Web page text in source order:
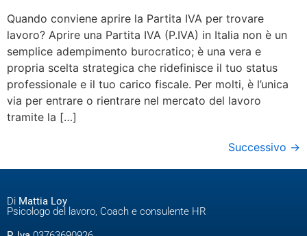
Quando conviene aprire la Partita IVA per trovare
lavoro? Aprire una Partita IVA (P.IVA) in Italia non è un
semplice adempimento burocratico; è una vera e
propria scelta strategica che ridefinisce il tuo status
professionale e il tuo carico fiscale. Per molti, è l’unica
via per entrare o rientrare nel mercato del lavoro
tramite la […]
Successivo →
Di Mattia Loy
Psicologo del lavoro, Coach e consulente HR